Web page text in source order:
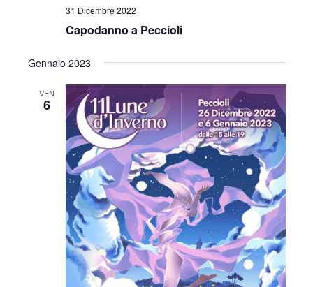
s
t
e
N
a
v
i
g
a
o
n
e
31 Dicembre 2022
Capodanno a Peccioli
Gennaio 2023
VEN
6